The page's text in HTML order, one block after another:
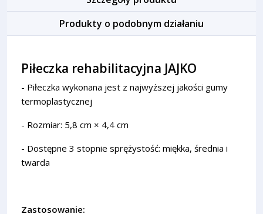
Produkty o podobnym działaniu
Piłeczka rehabilitacyjna JAJKO
- Piłeczka wykonana jest z najwyższej jakości gumy
termoplastycznej
- Rozmiar: 5,8 cm × 4,4 cm
- Dostępne 3 stopnie sprężystość: miękka, średnia i
twarda
Zastosowanie: